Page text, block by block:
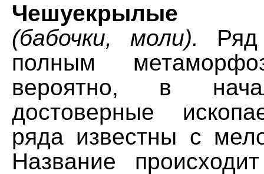
Чешуекрылые
(бабочки, моли).
Ряд
полным
вероятно, в
достоверные
ряда известны с
Название